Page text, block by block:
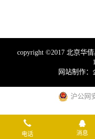
copyright ©2017 北京华
网站制作：
沪公网
电话 消息